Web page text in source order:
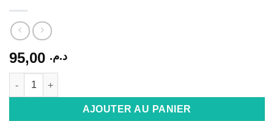
د.م.
quantité de CAMOMILLA BLU INTIMOROSA PH 8.5 300 ML
AJOUTER AU PANIER
Alternative: